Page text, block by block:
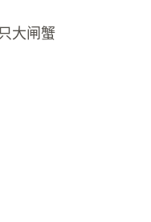
大闸蟹